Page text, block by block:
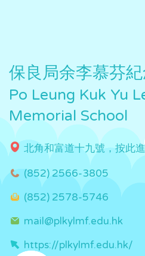
保良局余李慕芬
Po Leung Kuk Yu
Memorial School
北角和富道十九號，按此
(852) 2566-3805
(852) 2578-5746
mail@plkylmf.edu.hk
https://plkylmf.edu.hk/